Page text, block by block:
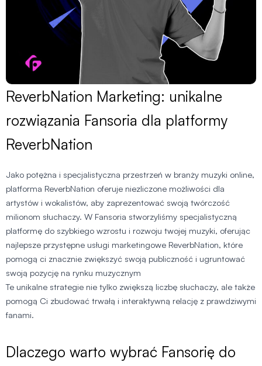
ReverbNation Marketing: unikalne
rozwiązania Fansoria dla platformy
ReverbNation
Jako potężna i specjalistyczna przestrzeń w branży muzyki online,
platforma ReverbNation oferuje niezliczone możliwości dla
artystów i wokalistów, aby zaprezentować swoją twórczość
milionom słuchaczy. W Fansoria stworzyliśmy specjalistyczną
platformę do szybkiego wzrostu i rozwoju twojej muzyki, oferując
najlepsze przystępne usługi marketingowe ReverbNation, które
pomogą ci znacznie zwiększyć swoją publiczność i ugruntować
swoją pozycję na rynku muzycznym
Te unikalne strategie nie tylko zwiększą liczbę słuchaczy, ale także
pomogą Ci zbudować trwałą i interaktywną relację z prawdziwymi
fanami.
Dlaczego warto wybrać Fansorię do